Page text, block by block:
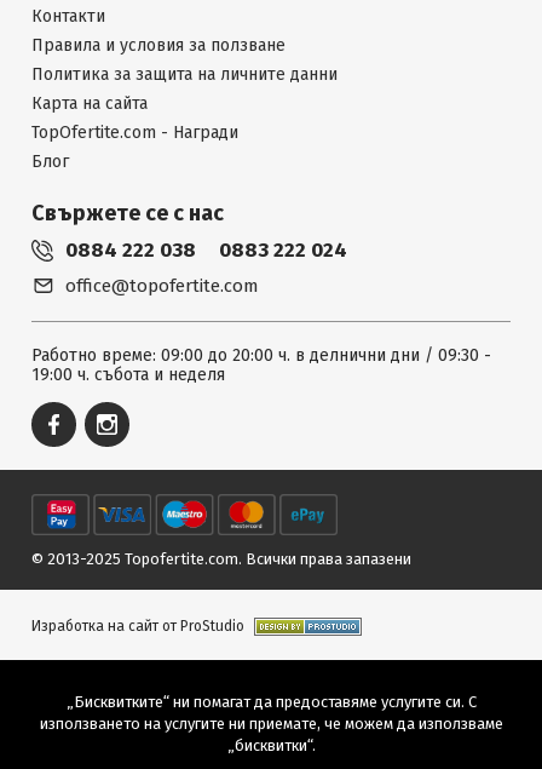
Контакти
Правила и условия за ползване
Политика за защита на личните данни
Карта на сайта
TopOfertite.com - Награди
Блог
Свържете се с нас
0884 222 038 0883 222 024
office@topofertite.com
Работно време: 09:00 до 20:00 ч. в делнични дни / 09:30 -
19:00 ч. събота и неделя
© 2013-2025 Topofertite.com. Всички права запазени
Изработка на сайт от ProStudio
„Бисквитките“ ни помагат да предоставяме услугите си. С
използването на услугите ни приемате, че можем да използваме
„бисквитки“.